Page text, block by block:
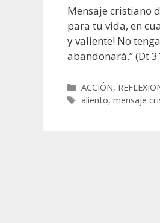
Mensaje cristiano
para tu vida, en
y valiente! No
abandonará.” (Dt
Categorías
ACCIÓN,
Etiquetas
aliento,mensaje